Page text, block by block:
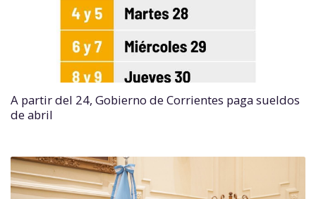
A partir del 24, Gobierno de Corrientes paga sueldos
de abril